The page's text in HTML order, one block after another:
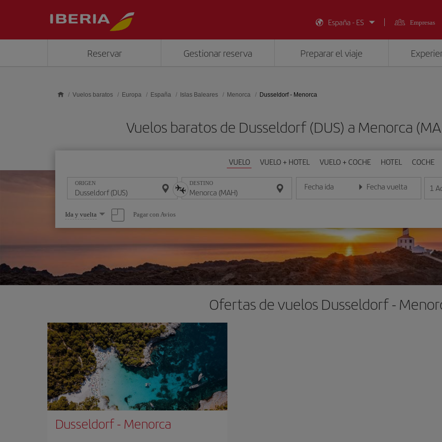
España - ES
Empresas
Reservar Gestionar reserva Preparar el viaje
Vuelos baratos Europa España Islas Baleares Menorca Dusseldorf - Menorca
Vuelos baratos de Dusseldorf (DUS) a Menorca
VUELO VUELO + HOTEL VUELO + COCHE HOTEL COCHE
ORIGEN DESTINO Fecha ida
Introduce la fecha en formato día/mes/año
Fecha vuelta
Introduce la fecha en 1
Seleccione
una
opción
Ida y vuelta Pagar con Avios
Ofertas de vuelos Dusseldorf -
Dusseldorf- Menorca